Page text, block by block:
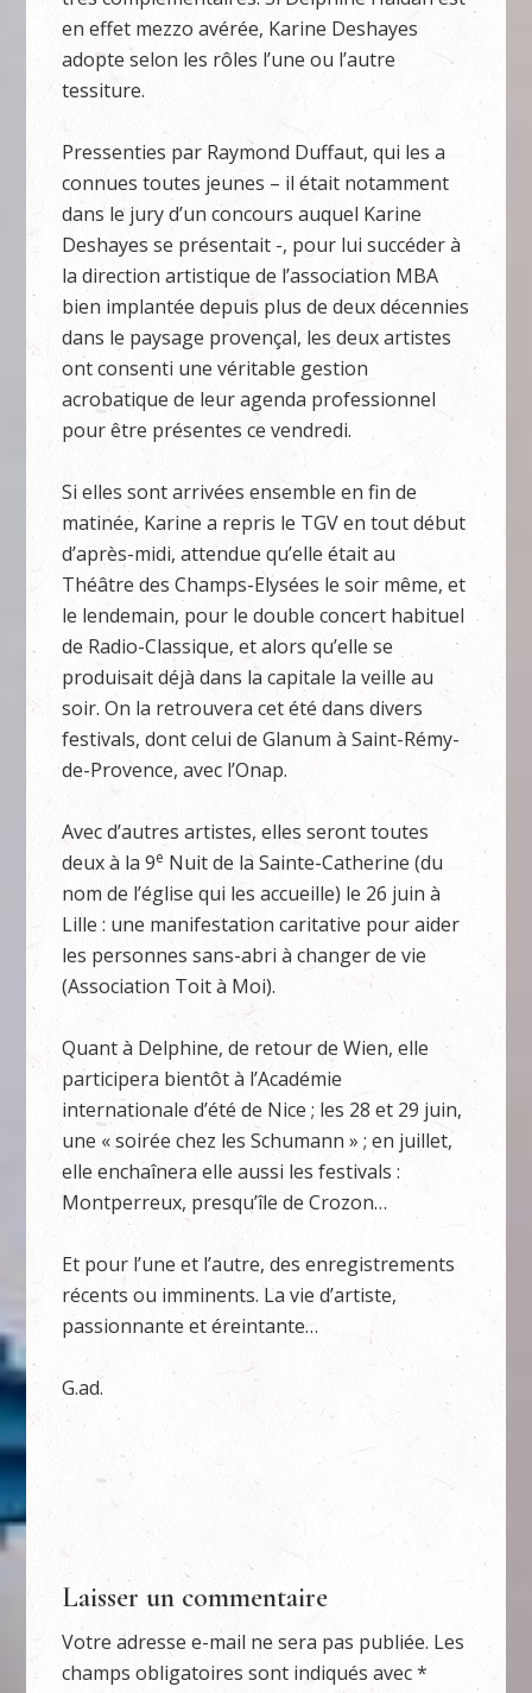
en effet mezzo avérée, Karine Deshayes
adopte selon les rôles l’une ou l’autre
tessiture.
Pressenties par Raymond Duffaut, qui les a
connues toutes jeunes – il était notamment
dans le jury d’un concours auquel Karine
Deshayes se présentait -, pour lui succéder à
la direction artistique de l’association MBA
bien implantée depuis plus de deux décennies
dans le paysage provençal, les deux artistes
ont consenti une véritable gestion
acrobatique de leur agenda professionnel
pour être présentes ce vendredi.
Si elles sont arrivées ensemble en fin de
matinée, Karine a repris le TGV en tout début
d’après-midi, attendue qu’elle était au
Théâtre des Champs-Elysées le soir même, et
le lendemain, pour le double concert habituel
de Radio-Classique, et alors qu’elle se
produisait déjà dans la capitale la veille au
soir. On la retrouvera cet été dans divers
festivals, dont celui de Glanum à Saint-Rémy-
de-Provence, avec l’Onap.
Avec d’autres artistes, elles seront toutes
deux à la 9e Nuit de la Sainte-Catherine (du
nom de l’église qui les accueille) le 26 juin à
Lille : une manifestation caritative pour aider
les personnes sans-abri à changer de vie
(Association Toit à Moi).
Quant à Delphine, de retour de Wien, elle
participera bientôt à l’Académie
internationale d’été de Nice ; les 28 et 29 juin,
une « soirée chez les Schumann » ; en juillet,
elle enchaînera elle aussi les festivals :
Montperreux, presqu’île de Crozon…
Et pour l’une et l’autre, des enregistrements
récents ou imminents. La vie d’artiste,
passionnante et éreintante…
G.ad.
Laisser un commentaire
Votre adresse e-mail ne sera pas publiée. Les
champs obligatoires sont indiqués avec*